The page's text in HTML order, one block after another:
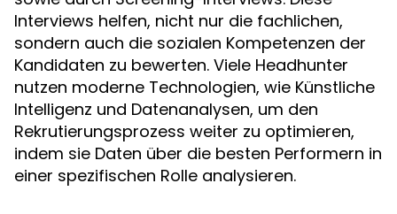
Interviews helfen, nicht nur die fachlichen,
sondern auch die sozialen Kompetenzen der
Kandidaten zu bewerten. Viele Headhunter
nutzen moderne Technologien, wie Künstliche
Intelligenz und Datenanalysen, um den
Rekrutierungsprozess weiter zu optimieren,
indem sie Daten über die besten Performern in
einer spezifischen Rolle analysieren.